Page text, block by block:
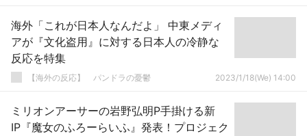
海外「これが日本人なんだよ」 中東メディ
アが『文化盗用』に対する日本人の冷静な
反応を特集
【海外の反応】 パンドラの憂鬱 2023/1/18(We) 14:00
ミリオンアーサーの岩野弘明P手掛ける新
IP『魔女のふろーらいふ』発表！プロジェク